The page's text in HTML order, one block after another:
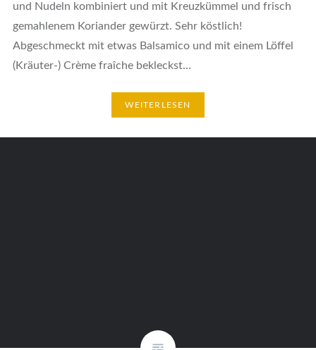
und Nudeln kombiniert und mit Kreuzkümmel und frisch
gemahlenem Koriander gewürzt. Sehr köstlich!
Abgeschmeckt mit etwas Balsamico und mit einem Löffel
(Kräuter-) Crème fraîche bekleckst…
WEITERLESEN